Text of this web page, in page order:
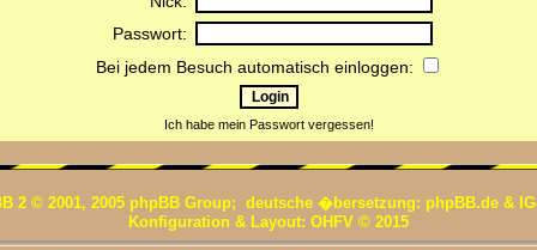
Passwort:
Bei jedem Besuch automatisch einloggen:
Ich habe mein Passwort vergessen!
2 © 2001, 2005 phpBB Group; deutsche �bersetzung: phpBB.de &
Konfiguration & Layout: OHFV © 2015